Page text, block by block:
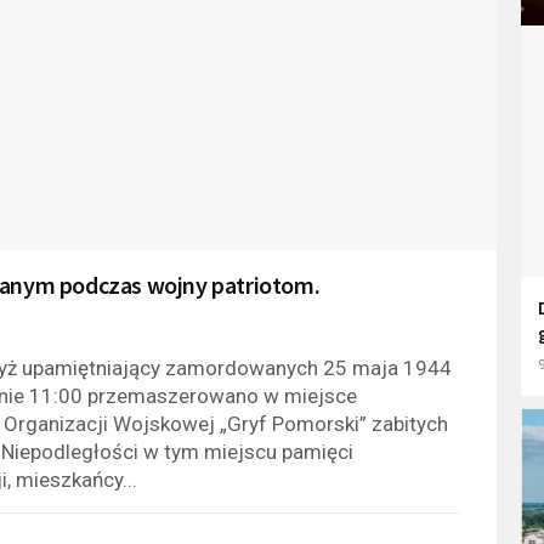
podczas wojny patriotom.
upamiętniający zamordowanych 25 maja 1944
11:00 przemaszerowano w miejsce
Wojskowej „Gryf Pomorski” zabitych
w tym miejscu pamięci
mieszkańcy...